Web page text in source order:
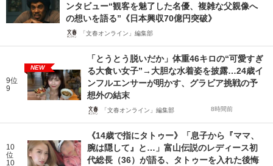
ンタビュー“観客を魅了した名優、複雑な父親像へ
の想いを語る”《日本興収70億円突破》
「文春オンライン」編集部
9位
9
NEW
「とうとう脱いだか」体重46キロの“可愛すぎ
る大食い女子”→大胆な水着姿を披露…24歳イ
ンフルエンサーが明かす、グラビア挑戦の予
想外の結末
「文春オンライン」編集部 8時間前
10
位
10
《14歳で指にタトゥー》「息子から『ママ、
腕は隠して』と…」富山伝説のレディース初
代総長（36）が語る、タトゥーを入れた後悔